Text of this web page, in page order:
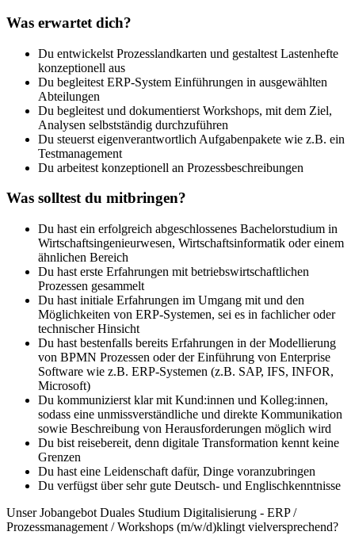
Was erwartet dich?
Du entwickelst Prozesslandkarten und gestaltest Lastenhefte
konzeptionell aus
Du begleitest ERP-System Einführungen in ausgewählten
Abteilungen
Du begleitest und dokumentierst Workshops, mit dem Ziel,
Analysen selbstständig durchzuführen
Du steuerst eigenverantwortlich Aufgabenpakete wie z.B. ein
Testmanagement
Du arbeitest konzeptionell an Prozessbeschreibungen
Was solltest du mitbringen?
Du hast ein erfolgreich abgeschlossenes Bachelorstudium in
Wirtschaftsingenieurwesen, Wirtschaftsinformatik oder einem
ähnlichen Bereich
Du hast erste Erfahrungen mit betriebswirtschaftlichen
Prozessen gesammelt
Du hast initiale Erfahrungen im Umgang mit und den
Möglichkeiten von ERP-Systemen, sei es in fachlicher oder
technischer Hinsicht
Du hast bestenfalls bereits Erfahrungen in der Modellierung
von BPMN Prozessen oder der Einführung von Enterprise
Software wie z.B. ERP-Systemen (z.B. SAP, IFS, INFOR,
Microsoft)
Du kommunizierst klar mit Kund:innen und Kolleg:innen,
sodass eine unmissverständliche und direkte Kommunikation
sowie Beschreibung von Herausforderungen möglich wird
Du bist reisebereit, denn digitale Transformation kennt keine
Grenzen
Du hast eine Leidenschaft dafür, Dinge voranzubringen
Du verfügst über sehr gute Deutsch- und Englischkenntnisse
Unser Jobangebot Duales Studium Digitalisierung - ERP /
Prozessmanagement / Workshops (m/w/d)klingt vielversprechend?